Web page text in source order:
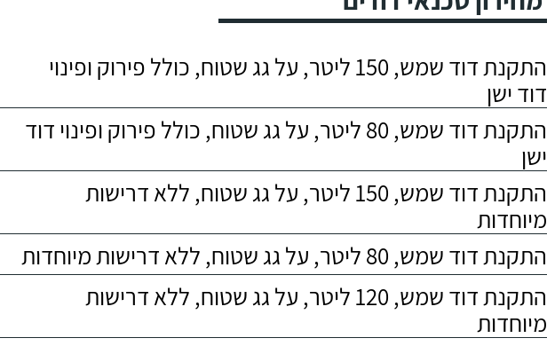
התקנת דוד שמש, 150 ליטר, על גג שטוח, כולל פירוק ופינוי
דוד ישן
התקנת דוד שמש, 80 ליטר, על גג שטוח, כולל פירוק ופינוי דוד
ישן
התקנת דוד שמש, 150 ליטר, על גג שטוח, ללא דרישות
מיוחדות
התקנת דוד שמש, 80 ליטר, על גג שטוח, ללא דרישות מיוחדות
התקנת דוד שמש, 120 ליטר, על גג שטוח, ללא דרישות
מיוחדות